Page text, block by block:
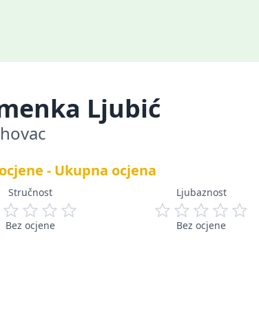
Ljubić
- Ukupna ocjena
Stručnost
Bez ocjene
Ljubaznost
Bez ocjene